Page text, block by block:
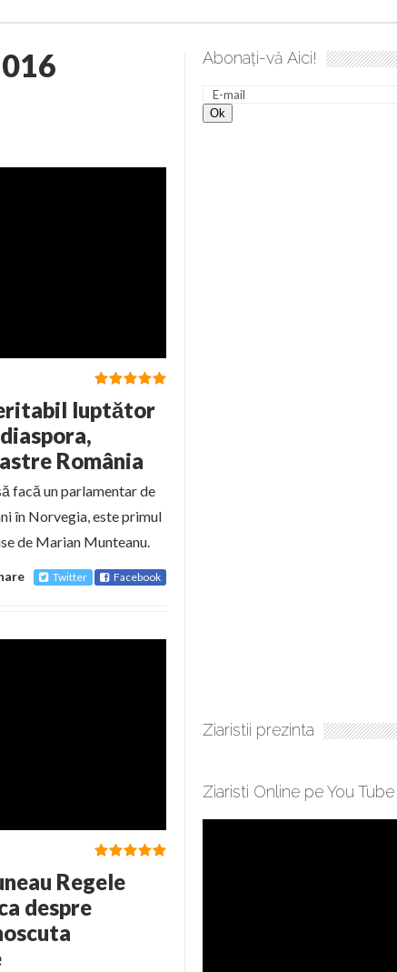
luptător
România
facă un parlamentar de
în Norvegia, este primul
de Marian Munteanu.
Twitter Facebook
Regele
despre
Abonați-vă Aici!
Ziaristii prezinta
Ziaristi Online pe You Tube